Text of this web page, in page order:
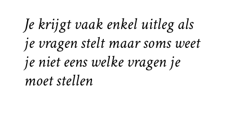
Je krijgt vaak enkel uitleg als
je vragen stelt maar soms weet
je niet eens welke vragen je
moet stellen